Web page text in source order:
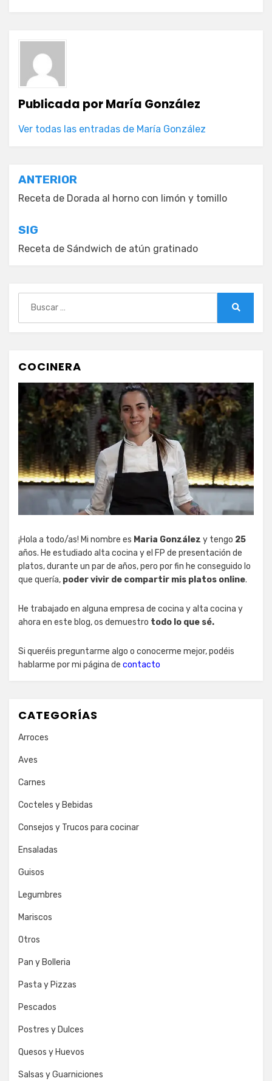
Publicada porMaría González
Ver todas las entradas de María González
Navegación
de
entradas
ANTERIOR
Receta de Dorada al horno con limón y tomillo
SIG
Receta de Sándwich de atún gratinado
COCINERA
¡Hola a todo/as! Mi nombre es Maria González y tengo 25
años. He estudiado alta cocina y el FP de presentación de
platos, durante un par de años, pero por fin he conseguido lo
que quería, poder vivir de compartir mis platos online.
He trabajado en alguna empresa de cocina y alta cocina y
ahora en este blog, os demuestro todo lo que sé.
Si queréis preguntarme algo o conocerme mejor, podéis
hablarme por mi página de contacto
CATEGORÍAS
Arroces
Aves
Carnes
Cocteles y Bebidas
Consejos y Trucos para cocinar
Ensaladas
Guisos
Legumbres
Mariscos
Otros
Pan y Bolleria
Pasta y Pizzas
Pescados
Postres y Dulces
Quesos y Huevos
Salsas y Guarniciones